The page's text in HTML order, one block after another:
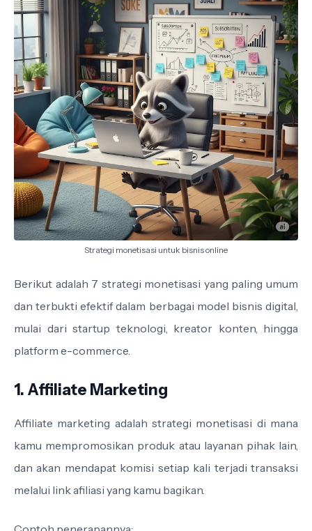
Strategi monetisasi untuk bisnis online
Berikut adalah 7 strategi monetisasi yang paling umum
dan terbukti efektif dalam berbagai model bisnis digital,
mulai dari startup teknologi, kreator konten, hingga
platform e-commerce.
1. Affiliate Marketing
Affiliate marketing adalah strategi monetisasi di mana
kamu mempromosikan produk atau layanan pihak lain,
dan akan mendapat komisi setiap kali terjadi transaksi
melalui link afiliasi yang kamu bagikan.